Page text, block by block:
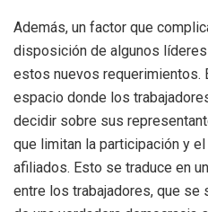
Además, un factor que
disposición de algunos
estos nuevos requerimientos.
espacio donde los
decidir sobre sus
que limitan la participación y
afiliados. Esto se traduce en
entre los trabajadores, que